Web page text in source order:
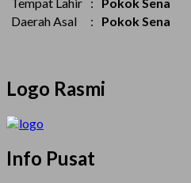
Tempat Lahir :
Pokok Sena
Daerah Asal
: Pokok Sena
Logo Rasmi
Info Pusat